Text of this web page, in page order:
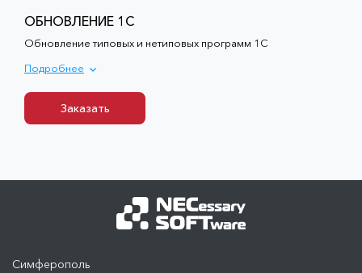
ОБНОВЛЕНИЕ 1С
Обновление типовых и нетиповых программ 1С
Подробнее
Заказать
Симферополь